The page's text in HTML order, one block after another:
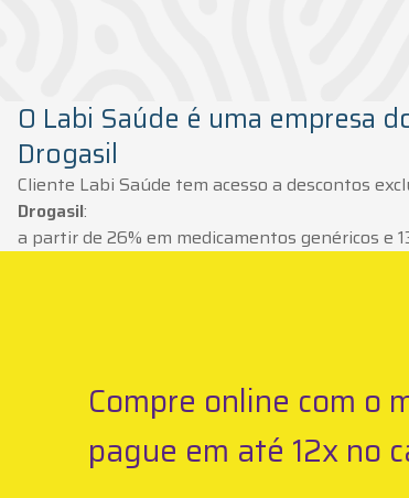
O Labi Saúde é uma empresa
Drogasil
Cliente Labi Saúde tem acesso a descontos
Drogasil:
a partir de 26% em medicamentos genéricos e
Compre online com o
pague em até 12x no